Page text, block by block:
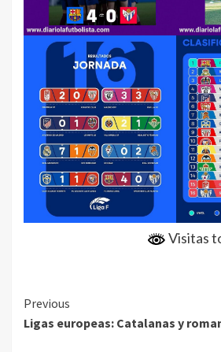
Visitas
Continue
Reading
Previous
Ligas europeas: Catalanas y